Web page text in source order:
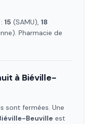
15 (SAMU), 18
Pharmacie de
à Biéville-
sont fermées. Une
Beuville est